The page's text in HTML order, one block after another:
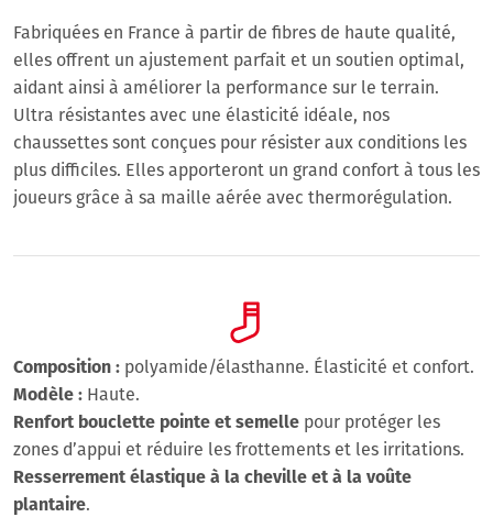
Fabriquées en France à partir de fibres de haute qualité,
elles offrent un ajustement parfait et un soutien optimal,
aidant ainsi à améliorer la performance sur le terrain.
Ultra résistantes avec une élasticité idéale, nos
chaussettes sont conçues pour résister aux conditions les
plus difficiles. Elles apporteront un grand confort à tous les
joueurs grâce à sa maille aérée avec thermorégulation.
Composition : polyamide/élasthanne. Élasticité et confort.
Modèle : Haute.
Renfort bouclette pointe et semelle pour protéger les
zones d’appui et réduire les frottements et les irritations.
Resserrement élastique à la cheville et à la voûte
plantaire.